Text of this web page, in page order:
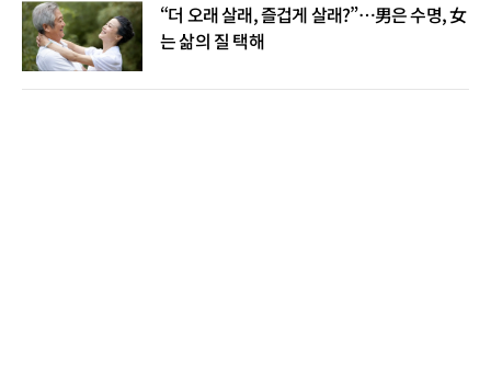
“더 오래 살래, 즐겁게 살래?”…男은 수명, 女
는 삶의 질 택해